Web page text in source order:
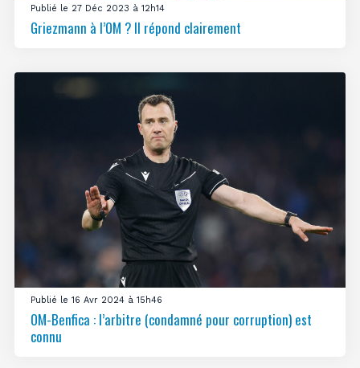
Publié le 27 Déc 2023 à 12h14
Griezmann à l’OM ? Il répond clairement
Publié le 16 Avr 2024 à 15h46
OM-Benfica : l’arbitre (condamné pour corruption) est
connu